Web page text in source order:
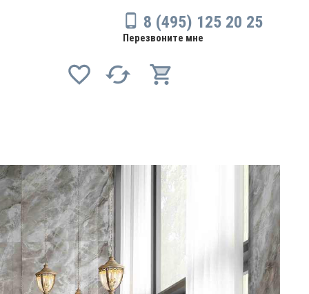
8 (495) 125 20 25
Перезвоните мне